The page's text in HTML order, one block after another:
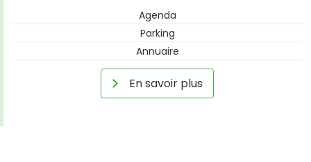
Agenda
Parking
Annuaire
En savoir plus